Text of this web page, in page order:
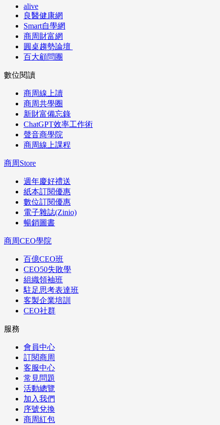
alive
良醫健康網
Smart自學網
商周財富網
圓桌趨勢論壇
百大顧問團
數位閱讀
商周線上讀
商周共學圈
新財富備忘錄
ChatGPT效率工作術
聲音商學院
商周線上課程
商周Store
週年慶好禮送
紙本訂閱優惠
數位訂閱優惠
電子雜誌(Zinio)
暢銷圖書
商周CEO學院
百億CEO班
CEO50失敗學
組織領袖班
駐足思考表達班
客製企業培訓
CEO社群
服務
會員中心
訂閱商周
客服中心
常見問題
活動總覽
加入我們
序號兌換
商周紅包